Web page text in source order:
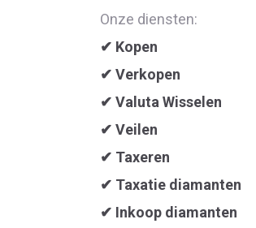
Onze diensten:
✔ Kopen
✔ Verkopen
✔ Valuta Wisselen
✔ Veilen
✔ Taxeren
✔ Taxatie diamanten
✔ Inkoop diamanten